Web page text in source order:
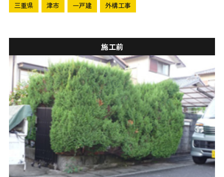
三重県 津市 一戸建 外構工事
施工前